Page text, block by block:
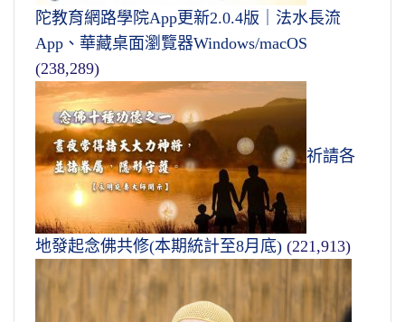
陀教育網路學院App更新2.0.4版｜法水長流
App、華藏桌面瀏覽器Windows/macOS
(238,289)
祈請各
地發起念佛共修(本期統計至8月底) (221,913)